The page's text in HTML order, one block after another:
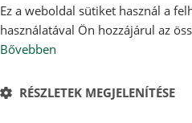
Ez a weboldal sütiket használ a
használatával Ön hozzájárul az
Bővebben
RÉSZLETEK MEGJELENÍTÉSE